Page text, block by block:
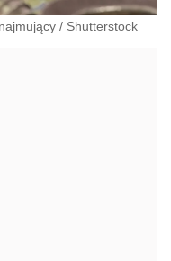
/ Shutterstock